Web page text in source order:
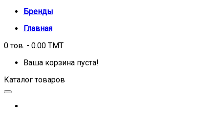
Бренды
Главная
0 тов. - 0.00 TMT
Ваша корзина пуста!
Каталог товаров